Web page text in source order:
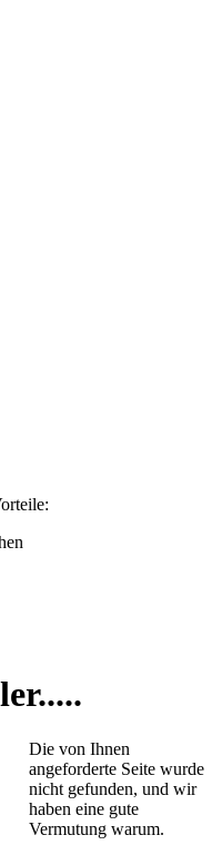
Die von Ihnen
angeforderte Seite wurde
nicht gefunden, und wir
haben eine gute
Vermutung warum.